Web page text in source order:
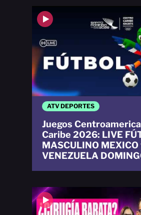
ATV DEPORTES
Juegos
Caribe 2026: LIVE
MASCULINO MEXICO
VENEZUELA